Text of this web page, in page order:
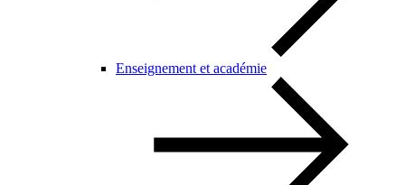
Enseignement et académie